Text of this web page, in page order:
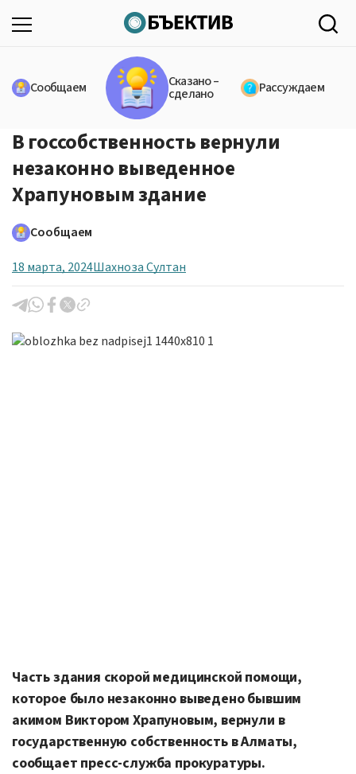
Сообщаем Сказано –
сделано Рассуждаем
В госсобственность вернули
незаконно выведенное
Храпуновым здание
Сообщаем
18 марта, 2024Шахноза Султан
Часть здания скорой медицинской помощи,
которое было незаконно выведено бывшим
акимом Виктором Храпуновым, вернули в
государственную собственность в Алматы,
сообщает пресс-служба прокуратуры.